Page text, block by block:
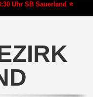
Uhr SB Sauerland ⭐